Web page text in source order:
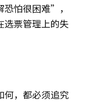
怕很困难”，
票管理上的失
，都必须追究